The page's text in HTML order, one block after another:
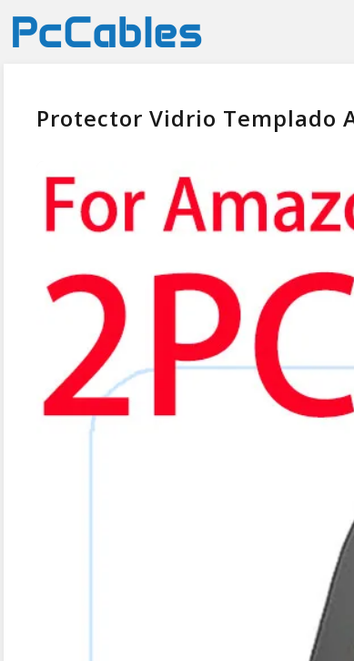
Protector Vidrio Templado